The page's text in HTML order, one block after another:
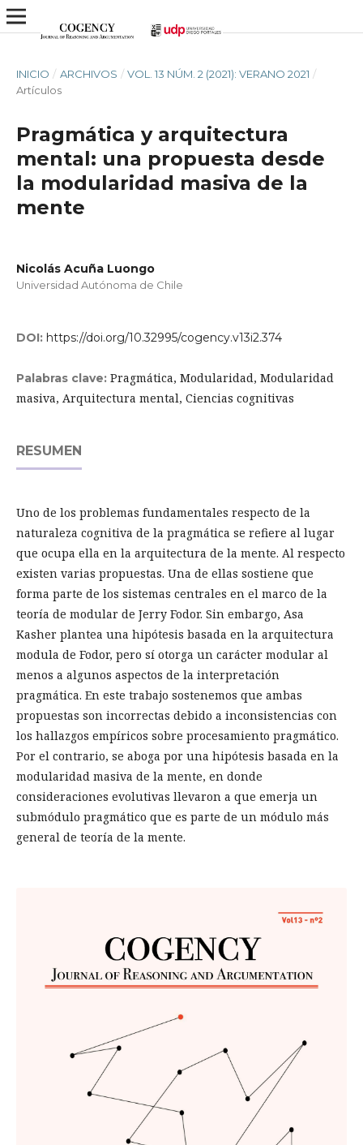
INICIO / ARCHIVOS / VOL. 13 NÚM. 2 (2021): VERANO 2021 /
Artículos
Pragmática y arquitectura
mental: una propuesta desde
la modularidad masiva de la
mente
Nicolás Acuña Luongo
Universidad Autónoma de Chile
DOI: https://doi.org/10.32995/cogency.v13i2.374
Palabras clave: Pragmática, Modularidad, Modularidad
masiva, Arquitectura mental, Ciencias cognitivas
RESUMEN
Uno de los problemas fundamentales respecto de la
naturaleza cognitiva de la pragmática se refiere al lugar
que ocupa ella en la arquitectura de la mente. Al respecto
existen varias propuestas. Una de ellas sostiene que
forma parte de los sistemas centrales en el marco de la
teoría de modular de Jerry Fodor. Sin embargo, Asa
Kasher plantea una hipótesis basada en la arquitectura
modula de Fodor, pero sí otorga un carácter modular al
menos a algunos aspectos de la interpretación
pragmática. En este trabajo sostenemos que ambas
propuestas son incorrectas debido a inconsistencias con
los hallazgos empíricos sobre procesamiento pragmático.
Por el contrario, se aboga por una hipótesis basada en la
modularidad masiva de la mente, en donde
consideraciones evolutivas llevaron a que emerja un
submódulo pragmático que es parte de un módulo más
general de teoría de la mente.